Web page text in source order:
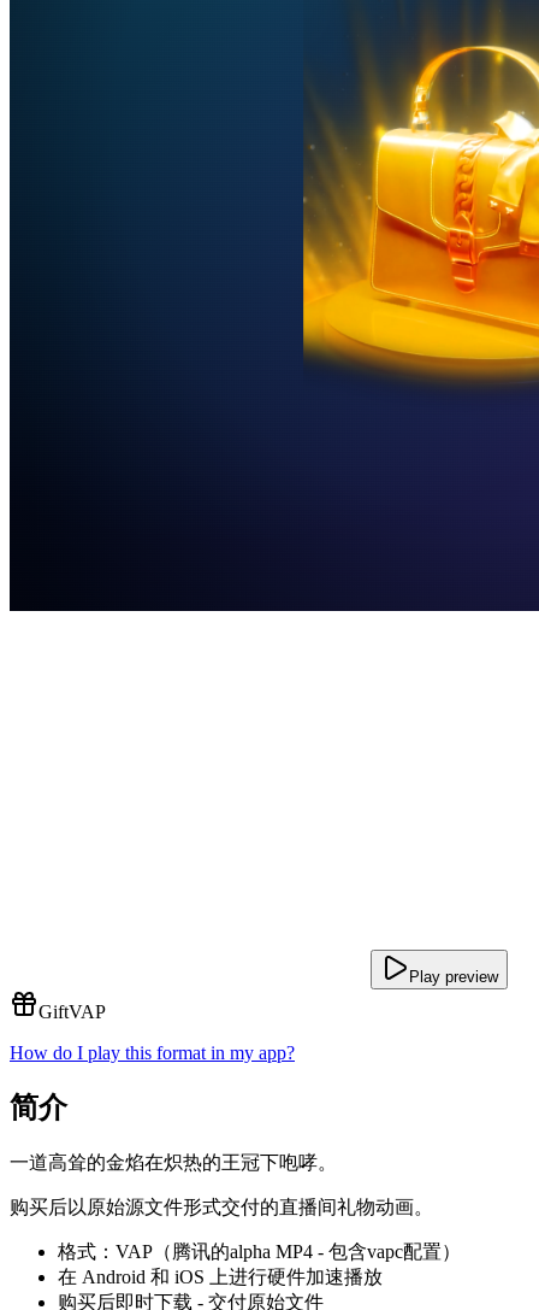
Play preview
GiftVAP
How do I play this format in my app?
简介
一道高耸的金焰在炽热的王冠下咆哮。
购买后以原始源文件形式交付的直播间礼物动画。
格式：VAP（腾讯的alpha MP4 - 包含vapc配置）
在 Android 和 iOS 上进行硬件加速播放
购买后即时下载 - 交付原始文件